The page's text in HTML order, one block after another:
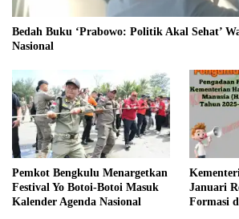
Bedah Buku ‘Prabowo: Politik Akal Sehat’
Nasional
Pemkot Bengkulu Menargetkan
Festival Yo Botoi-Botoi Masuk
Kalender Agenda Nasional
Januari
Formasi